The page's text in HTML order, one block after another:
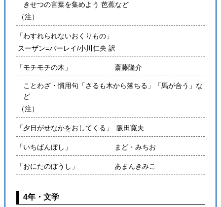
きせつの言葉を集めよう 芭蕉など
（注）
「わすれられないおくりもの」
スーザン=バーレイ/小川仁央 訳
「モチモチの木」 斎藤隆介
ことわざ・慣用句「さるも木から落ちる」「馬が合う」な
ど
（注）
「夕日がせなかをおしてくる」 阪田寛夫
「いちばんぼし」 まど・みちお
「おにたのぼうし」 あまんきみこ
4年・文学